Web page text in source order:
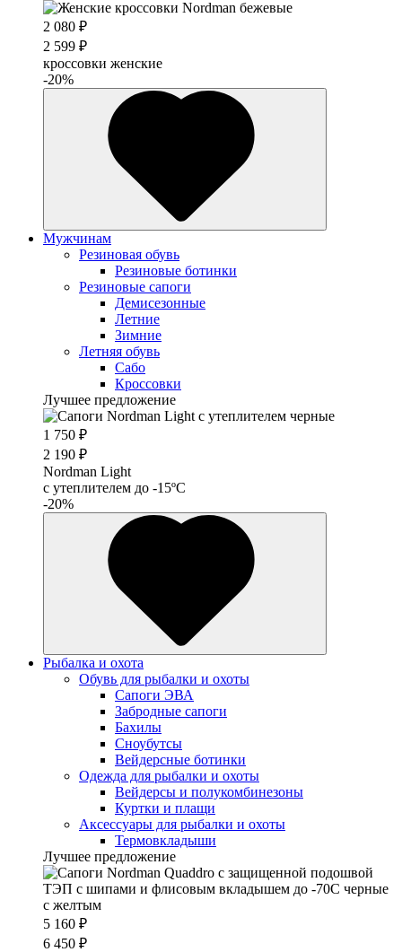
2 080 ₽
2 599 ₽
кроссовки женские
-20%
Мужчинам
Резиновая обувь
Резиновые ботинки
Резиновые сапоги
Демисезонные
Летние
Зимние
Летняя обувь
Сабо
Кроссовки
Лучшее предложение
1 750 ₽
2 190 ₽
Nordman Light
c утеплителем до -15ºС
-20%
Рыбалка и охота
Обувь для рыбалки и охоты
Сапоги ЭВА
Забродные сапоги
Бахилы
Сноубутсы
Вейдерсные ботинки
Одежда для рыбалки и охоты
Вейдерсы и полукомбинезоны
Куртки и плащи
Аксессуары для рыбалки и охоты
Термовкладыши
Лучшее предложение
5 160 ₽
6 450 ₽